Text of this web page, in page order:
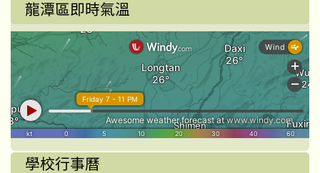
龍潭區即時氣溫
學校行事曆